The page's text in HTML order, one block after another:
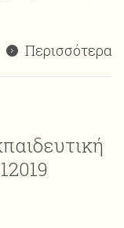
Περισσότερα